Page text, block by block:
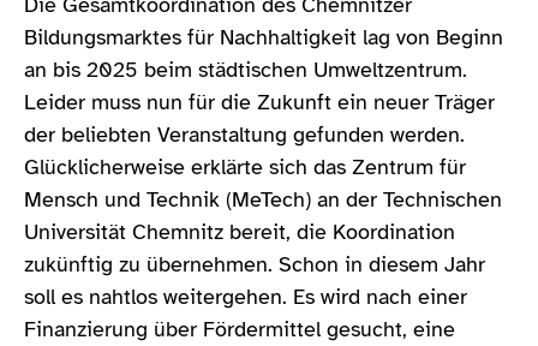
Bildungsmarktes für Nachhaltigkeit lag von Beginn
an bis 2025 beim städtischen Umweltzentrum.
Leider muss nun für die Zukunft ein neuer Träger
der beliebten Veranstaltung gefunden werden.
Glücklicherweise erklärte sich das Zentrum für
Mensch und Technik (MeTech) an der Technischen
Universität Chemnitz bereit, die Koordination
zukünftig zu übernehmen. Schon in diesem Jahr
soll es nahtlos weitergehen. Es wird nach einer
Finanzierung über Fördermittel gesucht, eine